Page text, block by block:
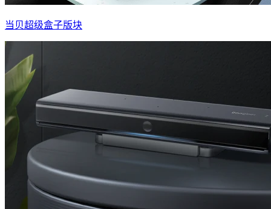
当贝超级盒子版块